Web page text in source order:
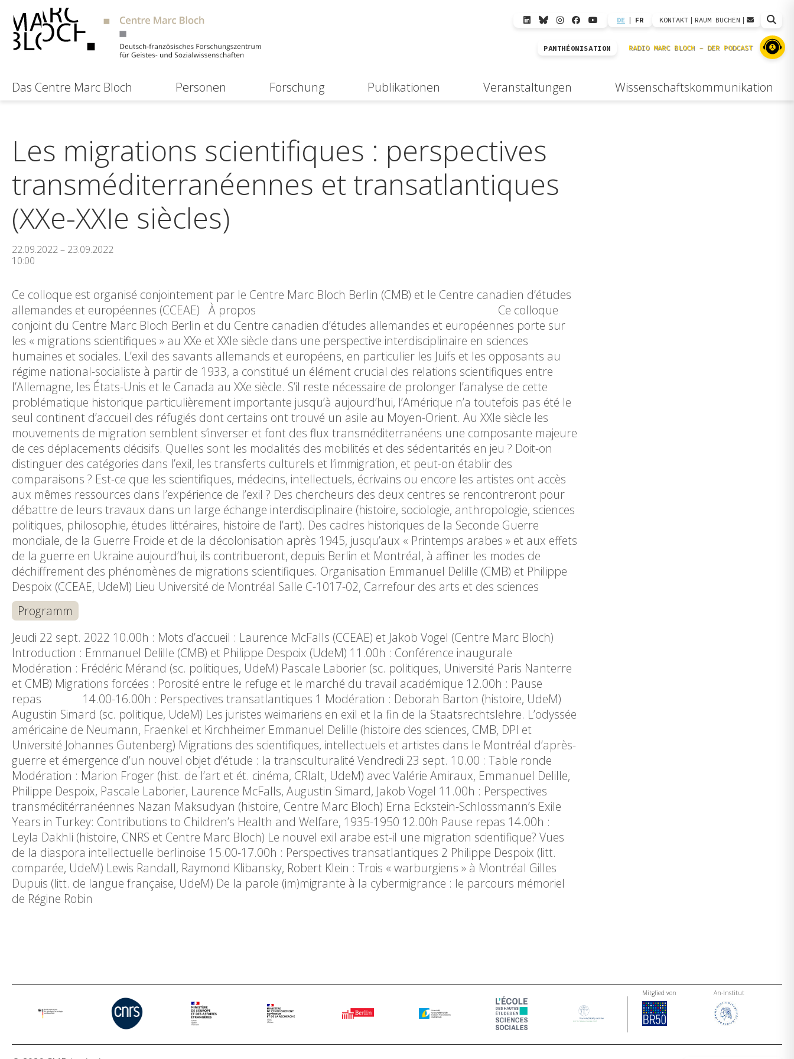
DE | FR KONTAKT | RAUM BUCHEN |
PANTHÉONISATION
Das Centre Marc Bloch Personen Forschung Publikationen Veranstaltungen Wissenschaftskommunikation
Les migrations scientifiques : perspectives
transméditerranéennes et transatlantiques
(XXe-XXIe siècles)
22.09.2022 – 23.09.2022
10:00
Ce colloque est organisé conjointement par le Centre Marc Bloch Berlin (CMB) et le Centre canadien d’études
allemandes et européennes (CCEAE) À propos Ce colloque
conjoint du Centre Marc Bloch Berlin et du Centre canadien d’études allemandes et européennes porte sur
les « migrations scientifiques » au XXe et XXIe siècle dans une perspective interdisciplinaire en sciences
humaines et sociales. L’exil des savants allemands et européens, en particulier les Juifs et les opposants au
régime national-socialiste à partir de 1933, a constitué un élément crucial des relations scientifiques entre
l’Allemagne, les États-Unis et le Canada au XXe siècle. S’il reste nécessaire de prolonger l’analyse de cette
problématique historique particulièrement importante jusqu’à aujourd’hui, l’Amérique n’a toutefois pas été le
seul continent d’accueil des réfugiés dont certains ont trouvé un asile au Moyen-Orient. Au XXIe siècle les
mouvements de migration semblent s’inverser et font des flux transméditerranéens une composante majeure
de ces déplacements décisifs. Quelles sont les modalités des mobilités et des sédentarités en jeu ? Doit-on
distinguer des catégories dans l’exil, les transferts culturels et l’immigration, et peut-on établir des
comparaisons ? Est-ce que les scientifiques, médecins, intellectuels, écrivains ou encore les artistes ont accès
aux mêmes ressources dans l’expérience de l’exil ? Des chercheurs des deux centres se rencontreront pour
débattre de leurs travaux dans un large échange interdisciplinaire (histoire, sociologie, anthropologie, sciences
politiques, philosophie, études littéraires, histoire de l’art). Des cadres historiques de la Seconde Guerre
mondiale, de la Guerre Froide et de la décolonisation après 1945, jusqu’aux « Printemps arabes » et aux effets
de la guerre en Ukraine aujourd’hui, ils contribueront, depuis Berlin et Montréal, à affiner les modes de
déchiffrement des phénomènes de migrations scientifiques. Organisation Emmanuel Delille (CMB) et Philippe
Despoix (CCEAE, UdeM) Lieu Université de Montréal Salle C-1017-02, Carrefour des arts et des sciences
Programm
Jeudi 22 sept. 2022 10.00h : Mots d’accueil : Laurence McFalls (CCEAE) et Jakob Vogel (Centre Marc Bloch)
Introduction : Emmanuel Delille (CMB) et Philippe Despoix (UdeM) 11.00h : Conférence inaugurale
Modération : Frédéric Mérand (sc. politiques, UdeM) Pascale Laborier (sc. politiques, Université Paris Nanterre
et CMB) Migrations forcées : Porosité entre le refuge et le marché du travail académique 12.00h : Pause
repas 14.00-16.00h : Perspectives transatlantiques 1 Modération : Deborah Barton (histoire, UdeM)
Augustin Simard (sc. politique, UdeM) Les juristes weimariens en exil et la fin de la Staatsrechtslehre. L’odyssée
américaine de Neumann, Fraenkel et Kirchheimer Emmanuel Delille (histoire des sciences, CMB, DPI et
Université Johannes Gutenberg) Migrations des scientifiques, intellectuels et artistes dans le Montréal d’après-
guerre et émergence d’un nouvel objet d’étude : la transculturalité Vendredi 23 sept. 10.00 : Table ronde
Modération : Marion Froger (hist. de l’art et ét. cinéma, CRIalt, UdeM) avec Valérie Amiraux, Emmanuel Delille,
Philippe Despoix, Pascale Laborier, Laurence McFalls, Augustin Simard, Jakob Vogel 11.00h : Perspectives
transméditérranéennes Nazan Maksudyan (histoire, Centre Marc Bloch) Erna Eckstein-Schlossmann’s Exile
Years in Turkey: Contributions to Children’s Health and Welfare, 1935-1950 12.00h Pause repas 14.00h :
Leyla Dakhli (histoire, CNRS et Centre Marc Bloch) Le nouvel exil arabe est-il une migration scientifique? Vues
de la diaspora intellectuelle berlinoise 15.00-17.00h : Perspectives transatlantiques 2 Philippe Despoix (litt.
comparée, UdeM) Lewis Randall, Raymond Klibansky, Robert Klein : Trois « warburgiens » à Montréal Gilles
Dupuis (litt. de langue française, UdeM) De la parole (im)migrante à la cybermigrance : le parcours mémoriel
de Régine Robin
Mitglied von An-Institut